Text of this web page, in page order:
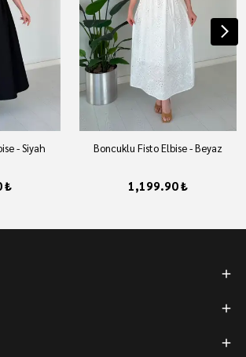
- Siyah
₺
Boncuklu Fisto Elbise - Beyaz
1,199.90 ₺